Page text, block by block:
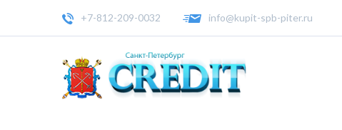
+7-812-209-0032 info@kupit-spb-piter.ru